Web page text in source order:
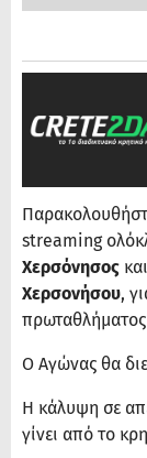
streaming
Χερσόνησος και
Χερσονήσου​,
πρωταθλήματος
Ο Αγώνας θα
Η κάλυψη σε
γίνει από το